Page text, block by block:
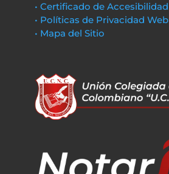
• Certificado de Accesibilidad
• Políticas de Privacidad Web
• Mapa del Sitio